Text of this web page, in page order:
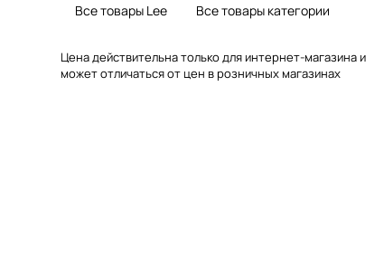
Все товары Lee Все товары категории
Цена действительна только для интернет-магазина и
может отличаться от цен в розничных магазинах